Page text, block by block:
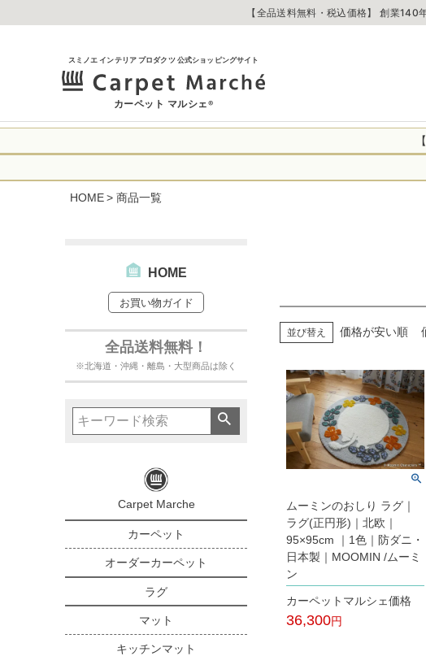
【全品送料無料・税込価格】 創業
スミノエ インテリア プロダクツ 公式ショッピングサイト
カーペット マルシェ®
令和8年熊本地震により、お
に心よりお見舞い申し上げま
なお、今後の被害状況や交通
お客さまにはご不便をおかけ
詳しくはこちら
オーダー商品など、詳しく
HOME 商品一覧
HOME
お買い物ガイド
全品送料無料！
※北海道・沖縄・離島・大型商品は除く
Carpet Marche
カーペット
オーダーカーペット
ラグ
マット
キッチンマット
並び替え 価格が安い順
ムーミンのおしり ラグ｜
ラグ(正円形)｜北欧｜
95×95cm ｜1色｜防ダニ・
日本製｜MOOMIN /ムーミ
ン
カーペットマルシェ価格
36,300